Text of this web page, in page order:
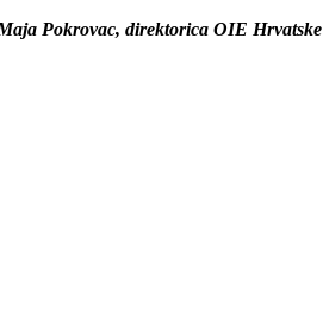
Pokrovac, direktorica OIE Hrvatske